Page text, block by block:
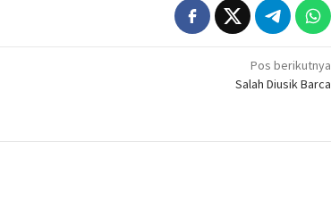
Pos berikutnya
Salah Diusik Barca